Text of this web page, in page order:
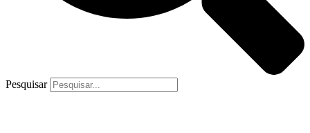
Pesquisar